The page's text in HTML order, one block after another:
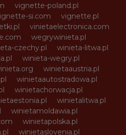
vignette-poland.pl
si.com
vignette.pl
vinietaelectronica.com
wegrywinieta.pl
czechy.pl
winieta-litwa.pl
winieta-wegry.pl
winietaaustria.pl
winietaautostradowa.pl
winietachorwacja.pl
winietalitwa.pl
winietamoldawia.pl
winietapolska.pl
winietaslovenia.pl